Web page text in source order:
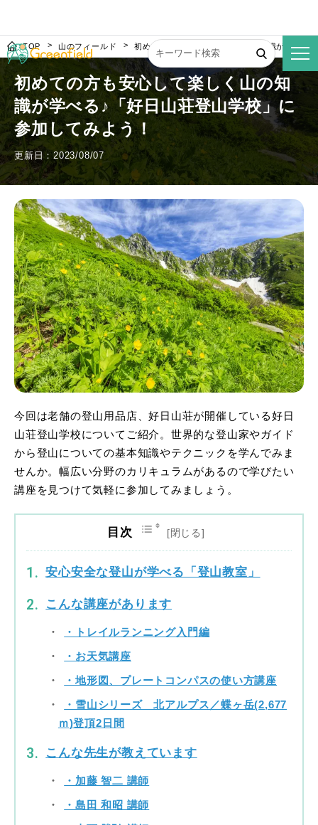
TOP 山のフィールド 初めての方も安心して楽しく山の知識が学べる
初めての方も安心して楽しく山の知
識が学べる♪「好日山荘登山学校」に
参加してみよう！
更新日：2023/08/07
今回は老舗の登山用品店、好日山荘が開催している好日
山荘登山学校についてご紹介。世界的な登山家やガイド
から登山についての基本知識やテクニックを学んでみま
せんか。幅広い分野のカリキュラムがあるので学びたい
講座を見つけて気軽に参加してみましょう。
目次
安心安全な登山が学べる「登山教室」
こんな講座があります
・トレイルランニング入門編
・お天気講座
・地形図、プレートコンパスの使い方講座
・雪山シリーズ 北アルプス／蝶ヶ岳(2,677
ｍ)登頂2日間
こんな先生が教えています
・加藤 智二 講師
・島田 和昭 講師